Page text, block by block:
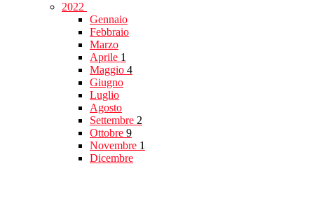
2022
Gennaio
Febbraio
Marzo
Aprile 1
Maggio 4
Giugno
Luglio
Agosto
Settembre 2
Ottobre 9
Novembre 1
Dicembre